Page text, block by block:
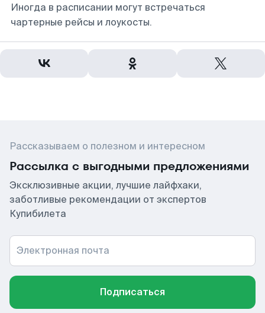
Иногда в расписании могут встречаться
чартерные рейсы и лоукосты.
Рассказываем о полезном и интересном
Рассылка с выгодными предложениями
Эксклюзивные акции, лучшие лайфхаки,
заботливые рекомендации от экспертов
Купибилета
Электронная почта
Подписаться